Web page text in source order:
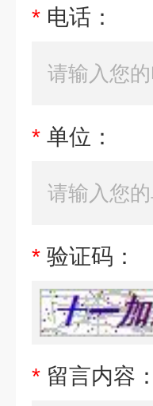
* 电话：
* 单位：
* 验证码：
* 留言内容：